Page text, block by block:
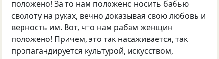
положено! За то нам положено носить бабью
сволоту на руках, вечно доказывая свою любовь и
верность им. Вот, что нам рабам женщин
положено! Причем, это так насаживается, так
пропагандируется культурой, искусством,